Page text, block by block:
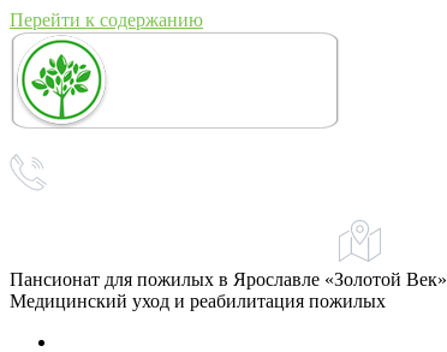
Перейти к содержанию
Пансионат для пожилых в Ярославле «Золотой Век»
Медицинский уход и реабилитация пожилых